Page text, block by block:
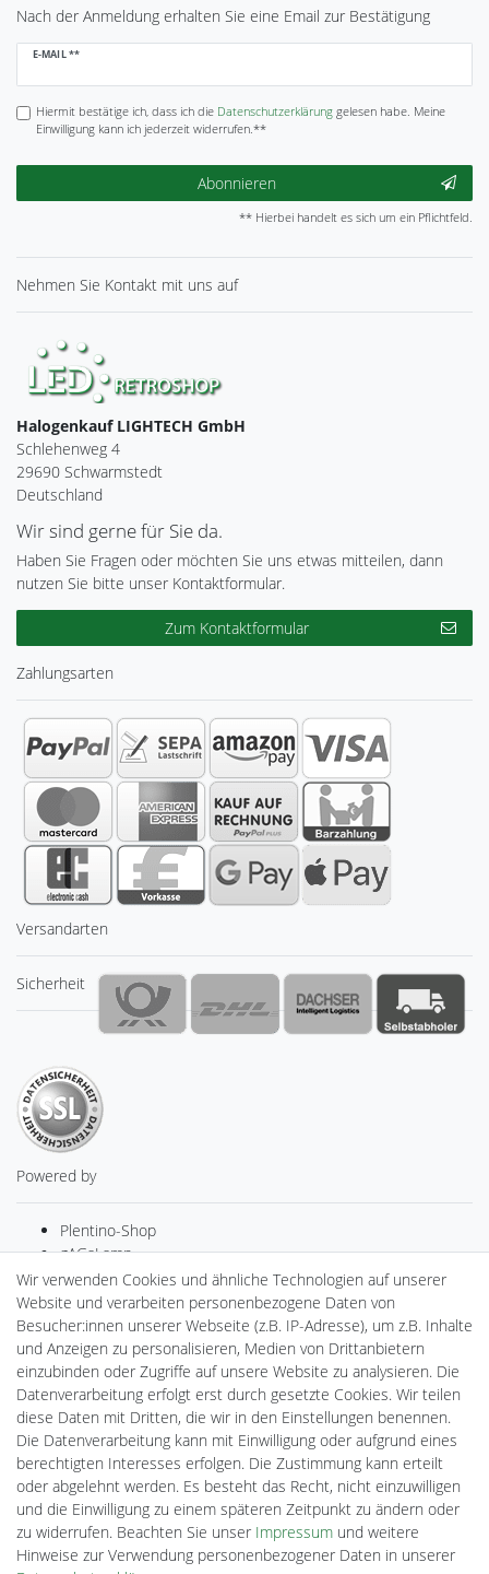
Nach der Anmeldung erhalten Sie eine Email zur Bestätigung
E-MAIL **
Newsletter
Hiermit bestätige ich, dass ich die Daten­schutz­erklärunggelesen habe. Meine
Einwilligung kann ich jederzeit widerrufen.**
Abonnieren
** Hierbei handelt es sich um ein Pflichtfeld.
Nehmen Sie Kontakt mit uns auf
Halogenkauf LIGHTECH GmbH
Schlehenweg 4
29690 Schwarmstedt
Deutschland
Wir sind gerne für Sie da.
Haben Sie Fragen oder möchten Sie uns etwas mitteilen, dann
nutzen Sie bitte unser Kontaktformular.
Zum Kontaktformular
Zahlungsarten
Versandarten
Sicherheit
Powered by
Plentino-Shop
gAGaLamp
Drohnenstore24
MeinUSB
Batteriespeicher
PlentiSolar
Gebrauchtlicht
Ledkauf
DEYESOLAR
Lightech Connect
CardanLight Europe
FORTIMO LEDs
Cardanlight-Shop
Wallbox24
Wir verwenden Cookies und ähnliche Technologien auf unserer
Website und verarbeiten personenbezogene Daten von
Besucher:innen unserer Webseite (z.B. IP-Adresse), um z.B. Inhalte
und Anzeigen zu personalisieren, Medien von Drittanbietern
einzubinden oder Zugriffe auf unsere Website zu analysieren. Die
Datenverarbeitung erfolgt erst durch gesetzte Cookies. Wir teilen
diese Daten mit Dritten, die wir in den Einstellungen benennen.
Die Datenverarbeitung kann mit Einwilligung oder aufgrund eines
berechtigten Interesses erfolgen. Die Zustimmung kann erteilt
oder abgelehnt werden. Es besteht das Recht, nicht einzuwilligen
und die Einwilligung zu einem späteren Zeitpunkt zu ändern oder
zu widerrufen. Beachten Sie unser Impressum und weitere
Hinweise zur Verwendung personenbezogener Daten in unserer